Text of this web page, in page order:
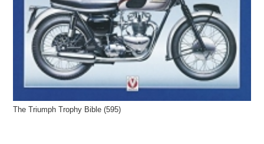
The Triumph Trophy Bible (595)